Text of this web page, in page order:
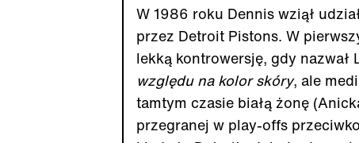
W 1986 roku Dennis wziął
przez Detroit Pistons. W
lekką kontrowersję, gdy nazwał
względu na kolor skóry, ale
tamtym czasie białą żonę
przegranej w play-offs